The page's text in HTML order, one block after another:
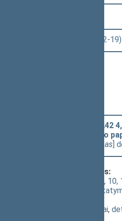
rytinis posėdis Nr. 15 (2024-12-19)
ir studijų įstatymo Nr. XI-242 4,
pakeitimo ir Įstatymo
Priėmimas]
dėl kurio vyko balsavimas:
ir studijų įstatymo Nr. XI-242 4,
papildymo 64-1 straipsniu
susiję dokumentai,